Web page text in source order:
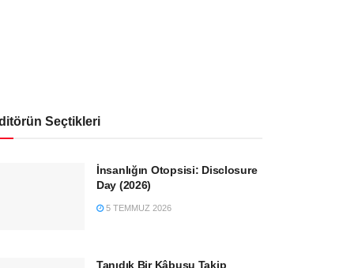
Seçtikleri
İnsanlığın Otopsisi: Disclosure
Day (2026)
5 TEMMUZ 2026
Tanıdık Bir Kâbusu Takip